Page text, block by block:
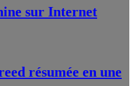
sur Internet
résumée en une